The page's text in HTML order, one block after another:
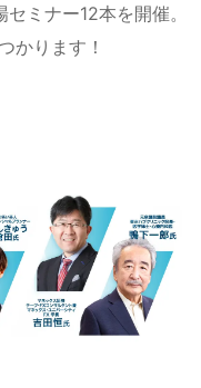
ミナー12本を開催。
かります！